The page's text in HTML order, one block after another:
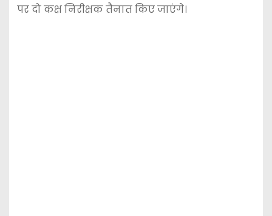
पर दो कक्ष निरीक्षक तैनात किए जाएंगे।